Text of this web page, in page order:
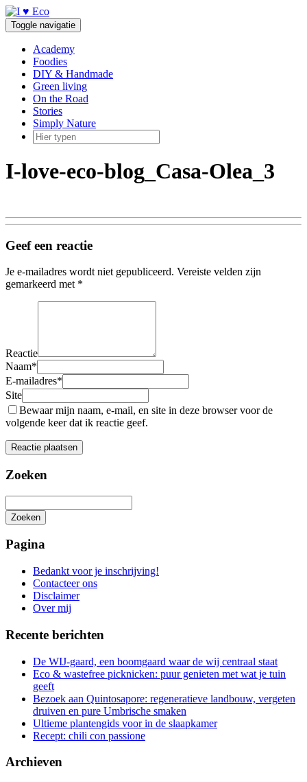
Doorgaan
naar
inhoud
Toggle navigatie
Academy
Foodies
DIY & Handmade
Green living
On the Road
Stories
Simply Nature
I-love-eco-blog_Casa-Olea_3
Geef een reactie
Je e-mailadres wordt niet gepubliceerd. Vereiste velden zijn
gemarkeerd met *
Reactie
Naam*
E-mailadres*
Site
Bewaar mijn naam, e-mail, en site in deze browser voor de
volgende keer dat ik reactie geef.
Zoeken
Zoeken
zoeken
Pagina
Bedankt voor je inschrijving!
Contacteer ons
Disclaimer
Over mij
Recente berichten
De WIJ-gaard, een boomgaard waar de wij centraal staat
Eco & wastefree picknicken: puur genieten met wat je tuin
geeft
Bezoek aan Quintosapore: regeneratieve landbouw, vergeten
druiven en pure Umbrische smaken
Ultieme plantengids voor in de slaapkamer
Recept: chili con passione
Archieven